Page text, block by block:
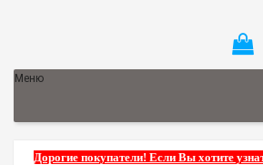
Меню
Дорогие покупатели! Если Вы хотите